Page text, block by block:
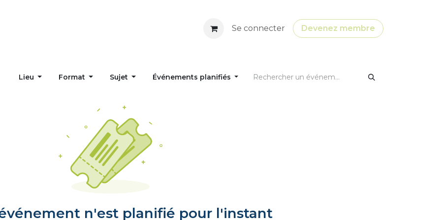
Se connecter Devenez membre
Lieu Format Sujet Événements planifiés
n'est planifié pour l'instant